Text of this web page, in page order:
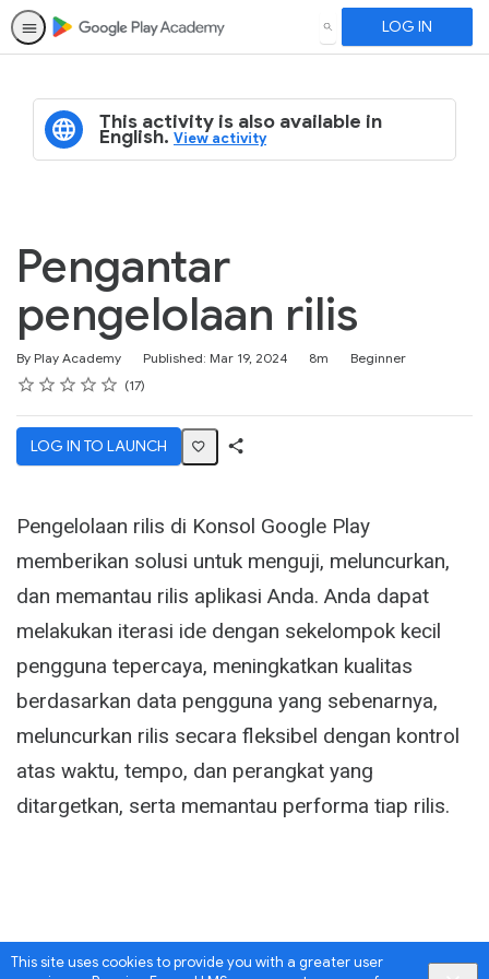
This site uses cookies to provide you with a greater user
SEARCH LOG IN
This activity is also available in
English.View activity
Pengantar
pengelolaan rilis
By Play Academy Published: Mar 19, 2024
Duration 8m
Difficulty
Beginner
Rating
1 star
2 stars
3 stars
4 stars
5 stars
Average rating: 4.6 17
17 reviews
LOG IN TO LAUNCH
Pengelolaan rilis di Konsol Google Play
memberikan solusi untuk menguji, meluncurkan,
dan memantau rilis aplikasi Anda. Anda dapat
melakukan iterasi ide dengan sekelompok kecil
pengguna tepercaya, meningkatkan kualitas
berdasarkan data pengguna yang sebenarnya,
meluncurkan rilis secara fleksibel dengan kontrol
atas waktu, tempo, dan perangkat yang
ditargetkan, serta memantau performa tiap rilis.